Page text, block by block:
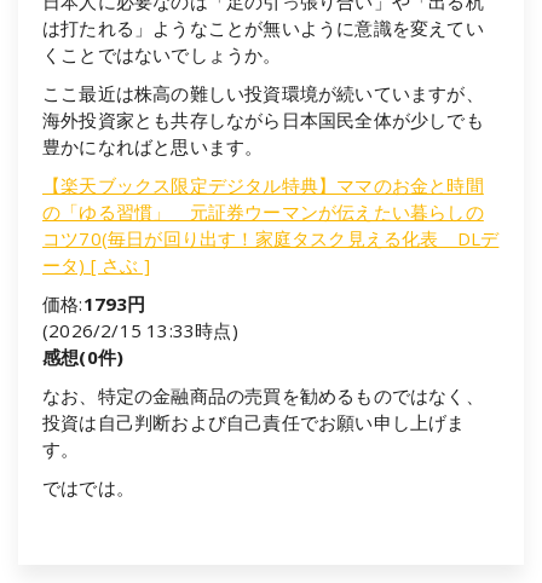
は打たれる」ようなことが無いように意識を変えてい
くことではないでしょうか。
ここ最近は株高の難しい投資環境が続いていますが、
海外投資家とも共存しながら日本国民全体が少しでも
豊かになればと思います。
【楽天ブックス限定デジタル特典】ママのお金と時間
の「ゆる習慣」 元証券ウーマンが伝えたい暮らしの
コツ70(毎日が回り出す！家庭タスク見える化表 DLデ
ータ) [ さぶ ]
価格:1793円
(2026/2/15 13:33時点)
感想(0件)
なお、特定の金融商品の売買を勧めるものではなく、
投資は自己判断および自己責任でお願い申し上げま
す。
ではでは。